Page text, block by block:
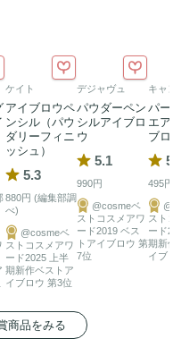
ケイト
アイブロウペ
ンシル（パウ
ダリーフィニ
ッシュ）
5.3
880円 (編集部調
べ)
@cosmeベ
ストコスメアワ
ード2025 上半
期新作ベストア
イブロウ 第3位
デジャヴュ
パウダーペン
シルアイブロ
ウ
5.1
990円
@cosmeベ
ストコスメアワ
ード2019 ベス
トアイブロウ 第
7位
キャ
パ
エ
ブ
495円
スト
ード
期新
イブ
商品をみる